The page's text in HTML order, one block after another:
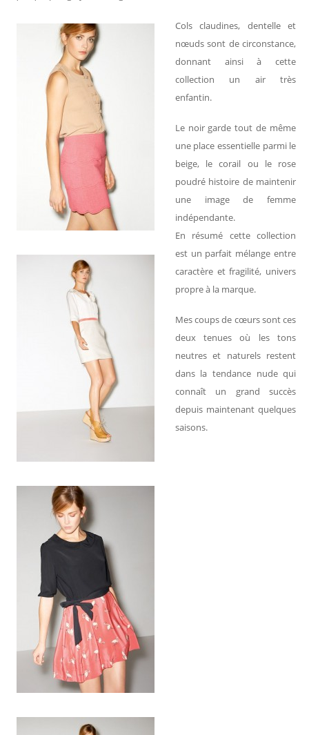
Cols claudines, dentelle et
nœuds sont de circonstance,
donnant ainsi à cette
collection un air très
enfantin.
Le noir garde tout de même
une place essentielle parmi le
beige, le corail ou le rose
poudré histoire de maintenir
une image de femme
indépendante.
En résumé cette collection
est un parfait mélange entre
caractère et fragilité, univers
propre à la marque.
Mes coups de cœurs sont ces
deux tenues où les tons
neutres et naturels restent
dans la tendance nude qui
connaît un grand succès
depuis maintenant quelques
saisons.